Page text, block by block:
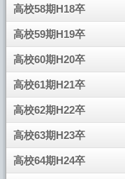
高校58期H18卒
高校59期H19卒
高校60期H20卒
高校61期H21卒
高校62期H22卒
高校63期H23卒
高校64期H24卒